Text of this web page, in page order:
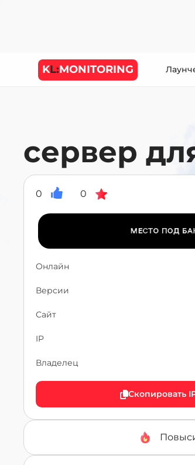
KL:MONITORING
сервер
0 0
Онлайн
Версии
Сайт
IP
Владелец
Скопировать